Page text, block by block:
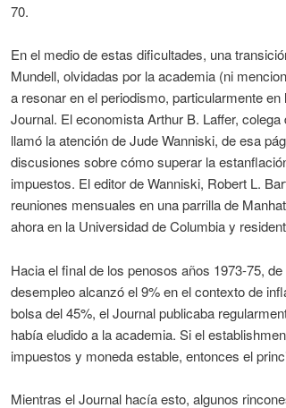
70.
En el medio de estas dificultades, una
Mundell, olvidadas por la academia (ni
a resonar en el periodismo, particularmente
Journal. El economista Arthur B. Laffer,
llamó la atención de Jude Wanniski, de esa
discusiones sobre cómo superar la
impuestos. El editor de Wanniski, Robert L.
reuniones mensuales en una parrilla de
ahora en la Universidad de Columbia y
Hacia el final de los penosos años 1973-75,
desempleo alcanzó el 9% en el contexto de
bolsa del 45%, el Journal publicaba
había eludido a la academia. Si el
impuestos y moneda estable, entonces el
Mientras el Journal hacía esto, algunos